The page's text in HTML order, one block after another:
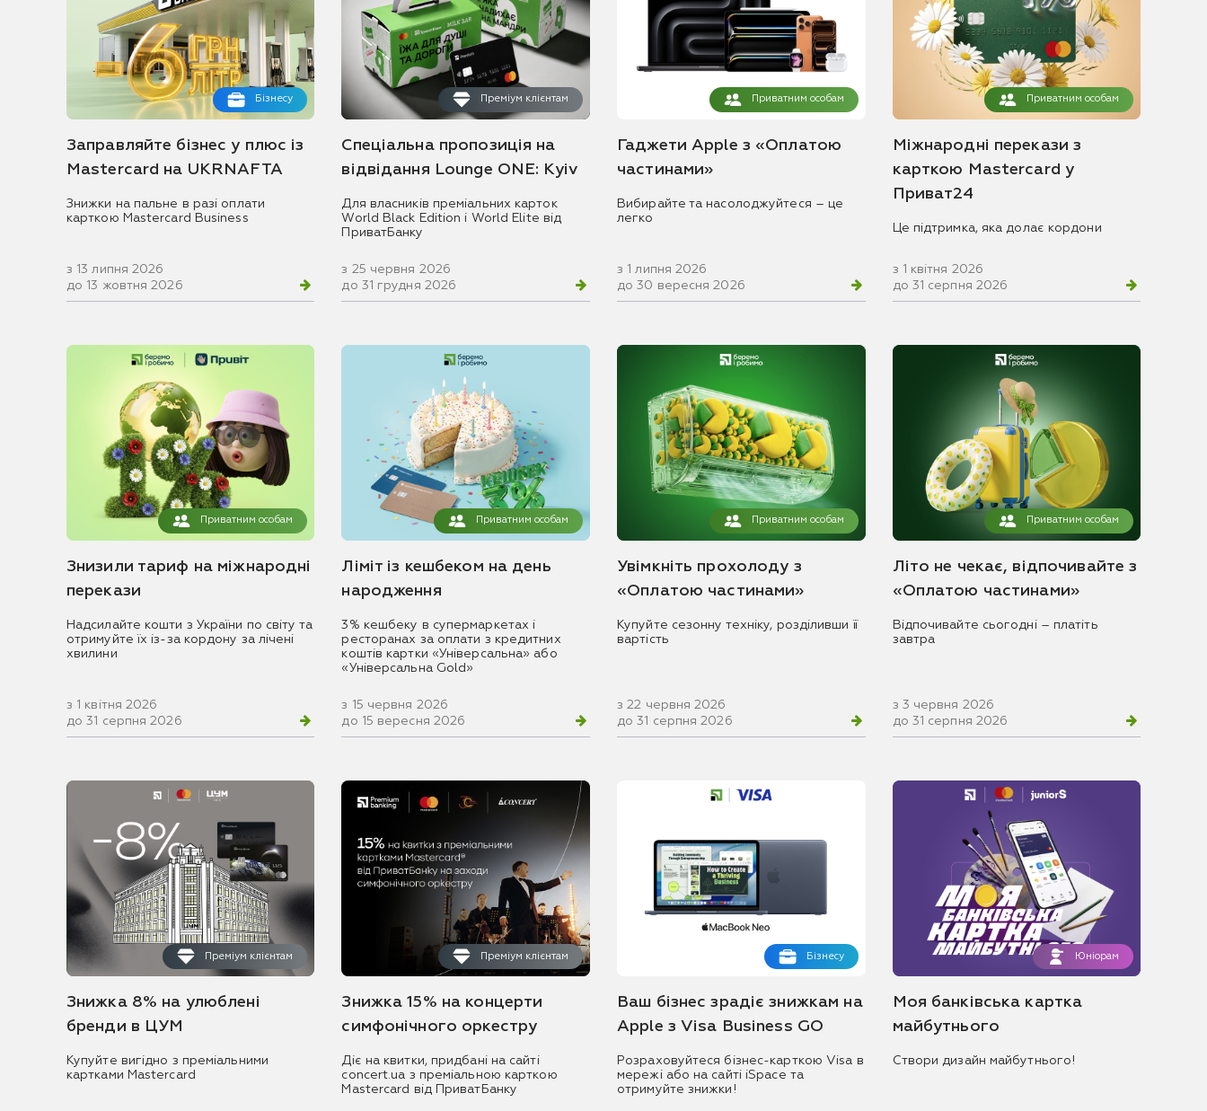
Бізнесу
Заправляйте бізнес у плюс із
Mastercard на UKRNAFTA
Знижки на пальне в разі оплати
карткою Mastercard Business
з 13 липня 2026
до 13 жовтня 2026
Преміум клієнтам
Спеціальна пропозиція на
відвідання Lounge ONE: Kyiv
Для власників преміальних карток
World Black Edition і World Elite від
ПриватБанку
з 25 червня 2026
до 31 грудня 2026
Приватним особам
Гаджети Apple з «Оплатою
частинами»
Вибирайте та насолоджуйтеся – це
легко
з 1 липня 2026
до 30 вересня 2026
Приватним особам
Міжнародні перекази з
карткою Mastercard у
Приват24
Це підтримка, яка долає кордони
з 1 квітня 2026
до 31 серпня 2026
Приватним особам
Знизили тариф на міжнародні
перекази
Надсилайте кошти з України по світу та
отримуйте їх із-за кордону за лічені
хвилини
з 1 квітня 2026
до 31 серпня 2026
Приватним особам
Ліміт із кешбеком на день
народження
3% кешбеку в супермаркетах і
ресторанах за оплати з кредитних
коштів картки «Універсальна» або
«Універсальна Gold»
з 15 червня 2026
до 15 вересня 2026
Приватним особам
Увімкніть прохолоду з
«Оплатою частинами»
Купуйте сезонну техніку, розділивши її
вартість
з 22 червня 2026
до 31 серпня 2026
Приватним особам
Літо не чекає, відпочивайте з
«Оплатою частинами»
Відпочивайте сьогодні – платіть
завтра
з 3 червня 2026
до 31 серпня 2026
Преміум клієнтам
Знижка 8% на улюблені
бренди в ЦУМ
Купуйте вигідно з преміальними
картками Mastercard
Преміум клієнтам
Знижка 15% на концерти
симфонічного оркестру
Діє на квитки, придбані на сайті
concert.ua з преміальною карткою
Mastercard від ПриватБанку
Бізнесу
Ваш бізнес зрадіє знижкам на
Apple з Visa Business GO
Розраховуйтеся бізнес-карткою Visa в
мережі або на сайті iSpace та
отримуйте знижки!
Юніорам
Моя банківська картка
майбутнього
Створи дизайн майбутнього!